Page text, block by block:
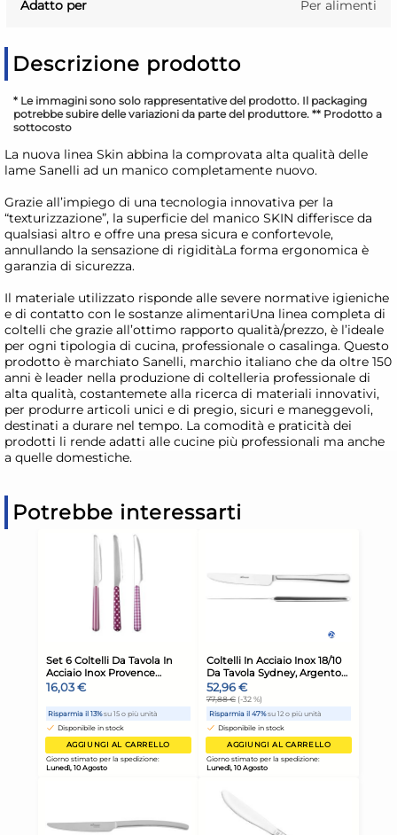
Adatto per Per alimenti
Descrizione prodotto
* Le immagini sono solo rappresentative del prodotto. Il packaging
potrebbe subire delle variazioni da parte del produttore. ** Prodotto a
sottocosto
La nuova linea Skin abbina la comprovata alta qualità delle
lame Sanelli ad un manico completamente nuovo.
Grazie all’impiego di una tecnologia innovativa per la
“texturizzazione”, la superficie del manico SKIN differisce da
qualsiasi altro e offre una presa sicura e confortevole,
annullando la sensazione di rigiditàLa forma ergonomica è
garanzia di sicurezza.
Il materiale utilizzato risponde alle severe normative igieniche
e di contatto con le sostanze alimentariUna linea completa di
coltelli che grazie all’ottimo rapporto qualità/prezzo, è l’ideale
per ogni tipologia di cucina, professionale o casalinga. Questo
prodotto è marchiato Sanelli, marchio italiano che da oltre 150
anni è leader nella produzione di coltelleria professionale di
alta qualità, costantemete alla ricerca di materiali innovativi,
per produrre articoli unici e di pregio, sicuri e maneggevoli,
destinati a durare nel tempo. La comodità e praticità dei
prodotti li rende adatti alle cucine più professionali ma anche
a quelle domestiche.
Potrebbe interessarti